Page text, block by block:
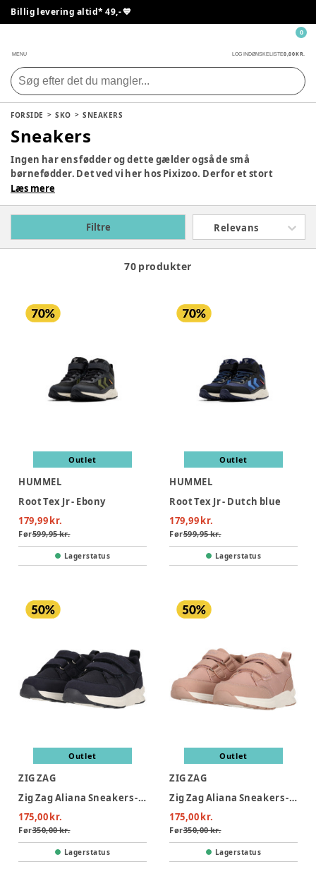
Billig levering altid* 49,- 💙
MENU LOG INDØNSKELISTE0,00 KR.
0
FORSIDE SKO SNEAKERS
Sneakers
Ingen har ens fødder og dette gælder også de små
børnefødder. Det ved vi her hos Pixizoo. Derfor et stort
udvalg af seje og flotte sneakers. Dyk ned i vores udvalg og
falder i din smag.
Læs mere
Filtre Relevans
70 produkter
Outlet
HUMMEL
Root Tex Jr - Ebony
179,99 kr.
Før599,95 kr.
Lagerstatus
Outlet
HUMMEL
Root Tex Jr - Dutch blue
179,99 kr.
Før599,95 kr.
Lagerstatus
Outlet
ZIG ZAG
Zig Zag Aliana Sneakers - Baritone Blue
175,00 kr.
Før350,00 kr.
Lagerstatus
Outlet
ZIG ZAG
Zig Zag Aliana Sneakers - Woodrose
175,00 kr.
Før350,00 kr.
Lagerstatus